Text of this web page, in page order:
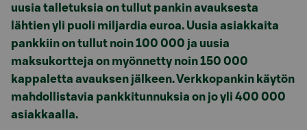
uusia talletuksia on tullut pankin avauksesta
lähtien yli puoli miljardia euroa. Uusia asiakkaita
pankkiin on tullut noin 100 000 ja uusia
maksukortteja on myönnetty noin 150 000
kappaletta avauksen jälkeen. Verkkopankin käytön
mahdollistavia pankkitunnuksia on jo yli 400 000
asiakkaalla.